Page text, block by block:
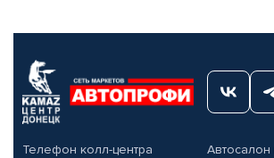
Телефон колл-центра